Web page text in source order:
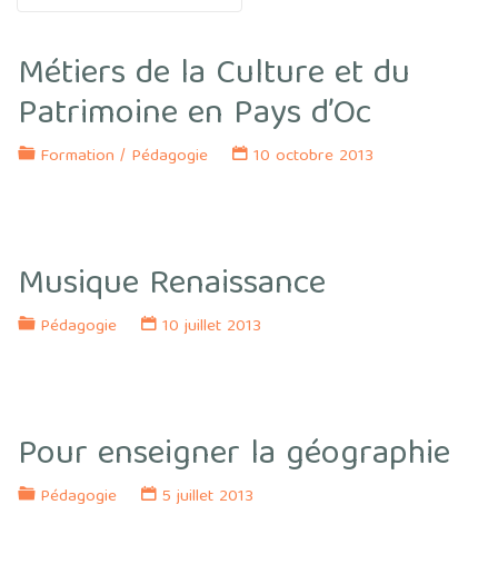
Métiers de la Culture et du
Patrimoine en Pays d’Oc
Formation / Pédagogie 10 octobre 2013
Musique Renaissance
Pédagogie 10 juillet 2013
Pour enseigner la géographie
Pédagogie 5 juillet 2013